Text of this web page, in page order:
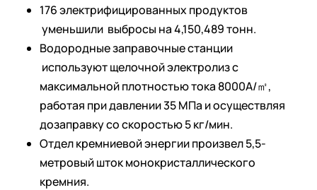
176 электрифицированных продуктов
уменьшили выбросы на 4,150,489 тонн.
Водородные заправочные станции
используют щелочной электролиз с
максимальной плотностью тока 8000A/㎡,
работая при давлении 35 МПа и осуществляя
дозаправку со скоростью 5 кг/мин.
Отдел кремниевой энергии произвел 5,5-
метровый шток монокристаллического
кремния.